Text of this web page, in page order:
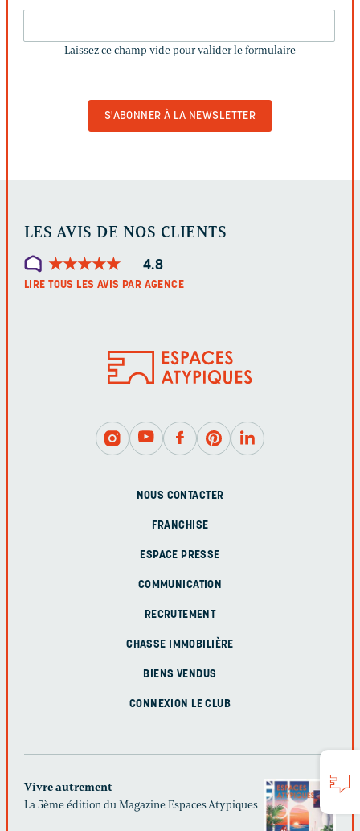
CHAMP
Laissez ce champ vide pour valider le formulaire
LES AVIS DE NOS CLIENTS
★★★★★
★★★★★ 4.8
LIRE TOUS LES AVIS PAR AGENCE
NOUS CONTACTER
FRANCHISE
ESPACE PRESSE
COMMUNICATION
RECRUTEMENT
CHASSE IMMOBILIÈRE
BIENS VENDUS
CONNEXION LE CLUB
Vivre autrement
La 5ème édition du Magazine Espaces Atypiques